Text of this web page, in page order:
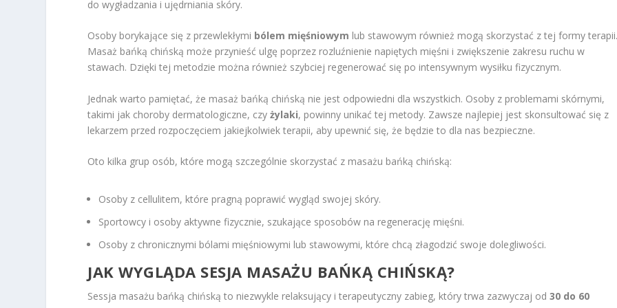
do wygładzania i ujędrniania skóry.
Osoby borykające się z przewlekłymi bólem mięśniowym lub stawowym również mogą skorzystać z tej formy
Masaż bańką chińską może przynieść ulgę poprzez rozluźnienie napiętych mięśni i zwiększenie zakresu ruchu w
stawach. Dzięki tej metodzie można również szybciej regenerować się po intensywnym wysiłku fizycznym.
Jednak warto pamiętać, że masaż bańką chińską nie jest odpowiedni dla wszystkich. Osoby z problemami skórnymi,
takimi jak choroby dermatologiczne, czyżylaki, powinny unikać tej metody. Zawsze najlepiej jest skonsultować się z
lekarzem przed rozpoczęciem jakiejkolwiek terapii, aby upewnić się, że będzie to dla nas bezpieczne.
Oto kilka grup osób, które mogą szczególnie skorzystać z masażu bańką chińską:
Osoby z cellulitem, które pragną poprawić wygląd swojej skóry.
Sportowcy i osoby aktywne fizycznie, szukające sposobów na regenerację mięśni.
Osoby z chronicznymi bólami mięśniowymi lub stawowymi, które chcą złagodzić swoje dolegliwości.
JAK WYGLĄDA SESJA MASAŻU BAŃKĄ CHIŃSKĄ?
Sessja masażu bańką chińską to niezwykle relaksujący i terapeutyczny zabieg, który trwa zazwyczaj od30 do 60